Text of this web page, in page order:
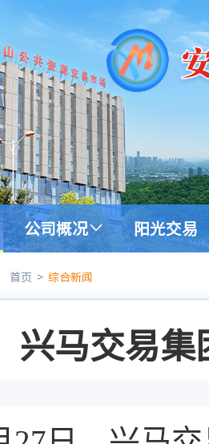
公司概况 阳光交易
首页 > 综合新闻
兴马交易